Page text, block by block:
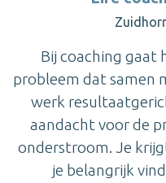
Bij coaching gaat
probleem dat samen
werk
aandacht voor de
onderstroom. Je
je belangrijk